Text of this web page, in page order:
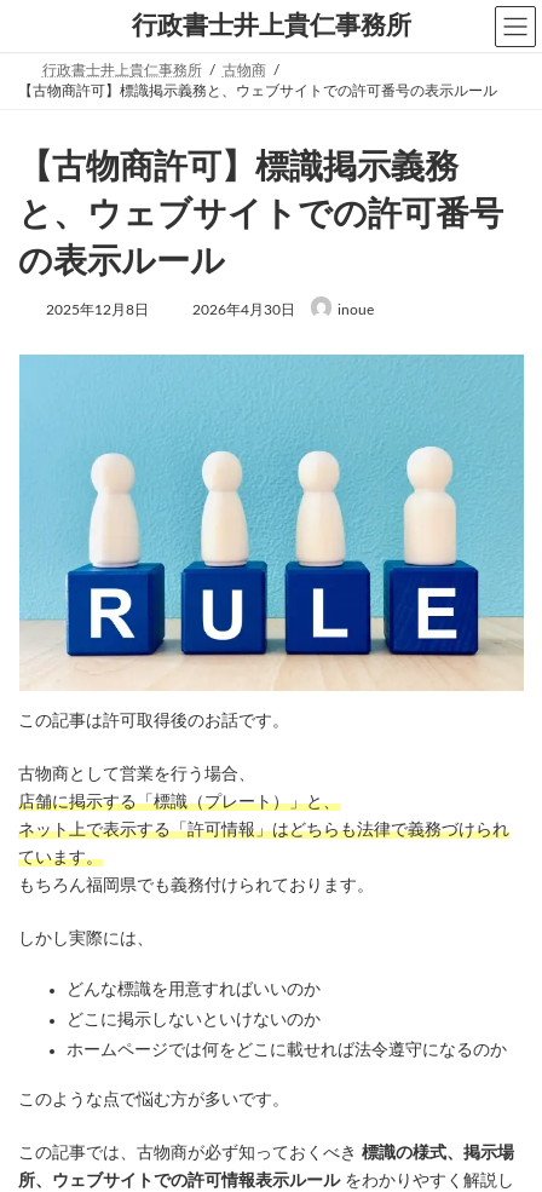
行政書士井上貴仁事務所
行政書士井上貴仁事務所
古物商
【古物商許可】標識掲示義務と、ウェブサイトでの許可番号の表示ルール
【古物商許可】標識掲示義務
と、ウェブサイトでの許可番号
の表示ルール
2025年12月8日
最
2026年4月30日 inoue
この記事は許可取得後のお話です。
古物商として営業を行う場合、
店舗に掲示する「標識（プレート）」と、
ネット上で表示する「許可情報」はどちらも法律で義務づけられ
ています。
もちろん福岡県でも義務付けられております。
しかし実際には、
どんな標識を用意すればいいのか
どこに掲示しないといけないのか
ホームページでは何をどこに載せれば法令遵守になるのか
このような点で悩む方が多いです。
この記事では、古物商が必ず知っておくべき 標識の様式、掲示場
所、ウェブサイトでの許可情報表示ルールをわかりやすく解説し